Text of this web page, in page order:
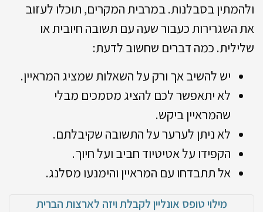
ולהמתין בסבלנות. במרבית המקרים, תוכלו לעזוב
את השגרירות כעבור שעה עם תשובה חיובית או
שלילית. כמה דברים שחשוב לדעת:
יש להשיב אך ורק על השאלות שמציג המראיין.
לא יתאפשר לכם להציג מסמכים מבלי
שהמראיין ביקש.
לא ניתן לערער על התשובה שקיבלתם.
הקפידו על אטיטיוד חביב ועל חיוך.
אל תתבדחו עם המראיין והימנעו מסלנג.
מילוי טופס אונליין לקבלת ויזה לארצות הברית